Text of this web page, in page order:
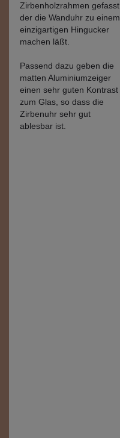
Zirbenholzrahmen gefasst,
der die Wanduhr zu einem
einzigartigen Hingucker
machen läßt.
Passend dazu geben die
matten Aluminiumzeiger
einen sehr guten Kontrast
zum Glas, so dass die
Zirbenuhr sehr gut
ablesbar ist.